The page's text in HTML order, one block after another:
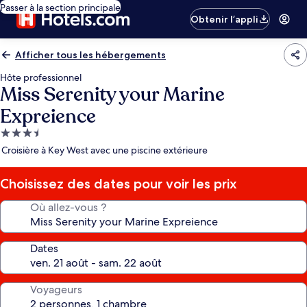
Passer à la section principale
Obtenir l’appli
Afficher tous les hébergements
Hôte professionnel
Miss Serenity your Marine
Expreience
Hébergement
3.5 étoiles
Croisière à Key West avec une piscine extérieure
Choisissez des dates pour voir les prix
Où allez-vous ?
Dates
Voyageurs